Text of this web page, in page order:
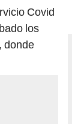
Covid
los
donde